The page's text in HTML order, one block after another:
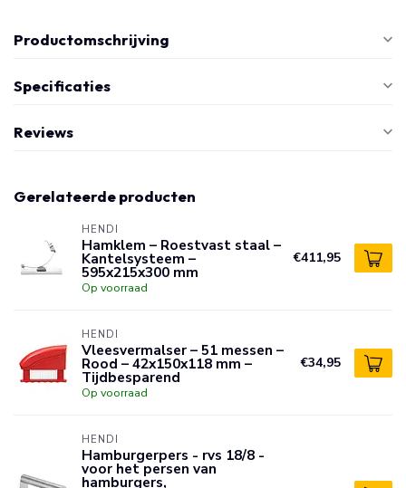
Productomschrijving
Specificaties
Reviews
Gerelateerde producten
HENDI
Hamklem – Roestvast staal –
Kantelsysteem –
595x215x300 mm
Op voorraad
€411,95
HENDI
Vleesvermalser – 51 messen –
Rood – 42x150x118 mm –
Tijdbesparend
Op voorraad
€34,95
HENDI
Hamburgerpers - rvs 18/8 -
voor het persen van
hamburgers,